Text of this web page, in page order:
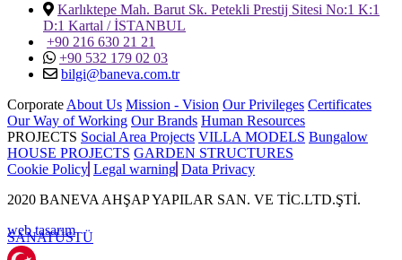
Karlıktepe Mah. Barut Sk. Petekli Prestij Sitesi No:1 K:1
D:1 Kartal / İSTANBUL
+90 216 630 21 21
+90 532 179 02 03
bilgi@baneva.com.tr
Corporate About Us Mission - Vision Our Privileges Certificates
Our Way of Working Our Brands Human Resources
PROJECTS Social Area Projects VILLA MODELS Bungalow
HOUSE PROJECTS GARDEN STRUCTURES
Cookie Policy Legal warning Data Privacy
2020 BANEVA AHŞAP YAPILAR SAN. VE TİC.LTD.ŞTİ.
web tasarım
SANATÜSTÜ